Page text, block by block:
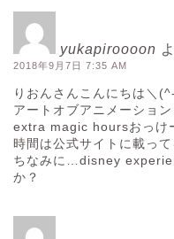
yukapiroooon
2018年9月7日 7:35 AM
りおんさんこんにちは＼
アートオブアニメーショ
extra magic hoursおっけ
時間は公式サイトに載っ
ちなみに…disney
か？